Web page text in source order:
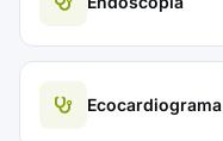
Ecocardiograma